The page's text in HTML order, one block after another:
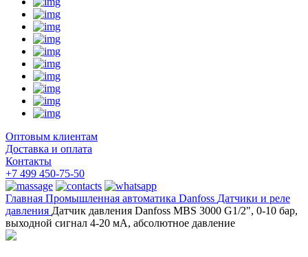
Оптовым клиентам
Доставка и оплата
Контакты
+7 499 450-75-50
Главная Промышленная автоматика Danfoss Датчики и реле
давления Датчик давления Danfoss MBS 3000 G1/2", 0-10 бар,
выходной сигнал 4-20 мА, абсолютное давление